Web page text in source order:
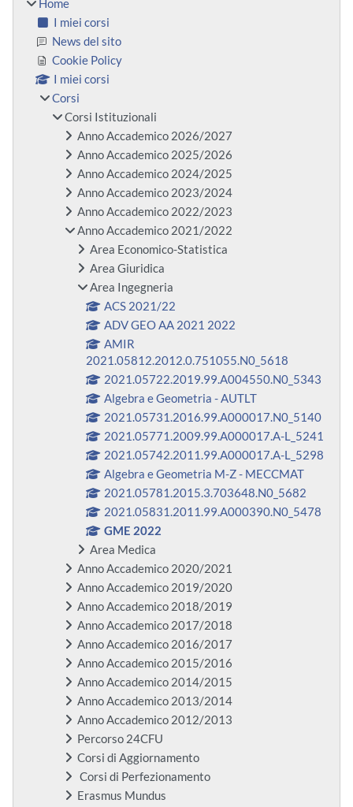
Home
I miei corsi
News del sito
Cookie Policy
I miei corsi
Corsi
Corsi Istituzionali
Anno Accademico 2026/2027
Anno Accademico 2025/2026
Anno Accademico 2024/2025
Anno Accademico 2023/2024
Anno Accademico 2022/2023
Anno Accademico 2021/2022
Area Economico-Statistica
Area Giuridica
Area Ingegneria
ACS 2021/22
ADV GEO AA 2021 2022
AMIR
2021.05812.2012.0.751055.N0_5618
2021.05722.2019.99.A004550.N0_5343
Algebra e Geometria - AUTLT
2021.05731.2016.99.A000017.N0_5140
2021.05771.2009.99.A000017.A-L_5241
2021.05742.2011.99.A000017.A-L_5298
Algebra e Geometria M-Z - MECCMAT
2021.05781.2015.3.703648.N0_5682
2021.05831.2011.99.A000390.N0_5478
GME 2022
Area Medica
Anno Accademico 2020/2021
Anno Accademico 2019/2020
Anno Accademico 2018/2019
Anno Accademico 2017/2018
Anno Accademico 2016/2017
Anno Accademico 2015/2016
Anno Accademico 2014/2015
Anno Accademico 2013/2014
Anno Accademico 2012/2013
Percorso 24CFU
Corsi di Aggiornamento
Corsi di Perfezionamento
Erasmus Mundus